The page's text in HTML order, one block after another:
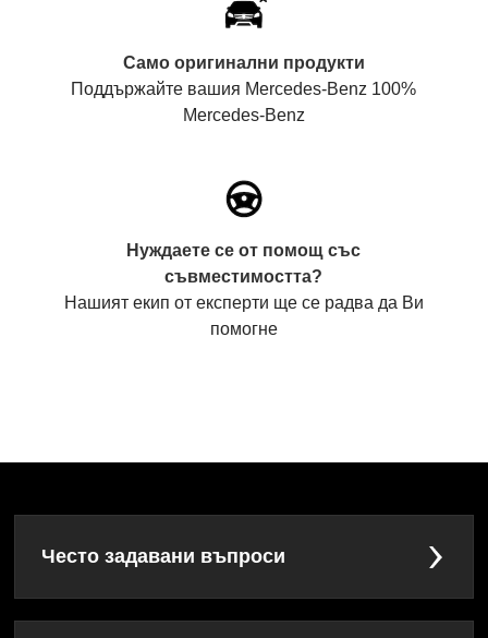
Само оригинални продукти
Поддържайте вашия Mercedes-Benz 100%
Mercedes-Benz
Нуждаете се от помощ със
съвместимостта?
Нашият екип от експерти ще се радва да Ви
помогне
Често задавани въпроси